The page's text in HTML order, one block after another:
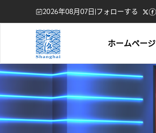
2026年08月07日|フォローする
ホームページ